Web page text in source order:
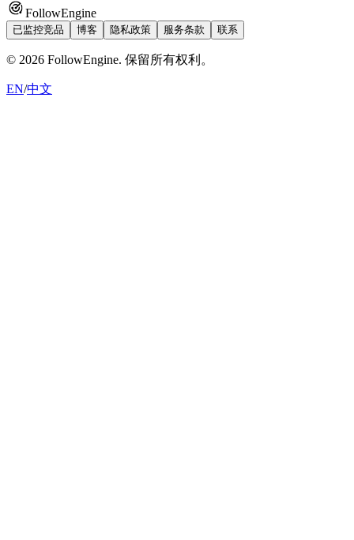
FollowEngine
已监控竞品 博客 隐私政策 服务条款 联系
© 2026 FollowEngine. 保留所有权利。
EN/中文